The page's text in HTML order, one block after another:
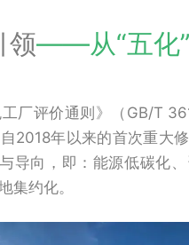
领——从“五化”
厂评价通则》（GB/T
2018年以来的首次重大
导向，即：能源低碳化
集约化。